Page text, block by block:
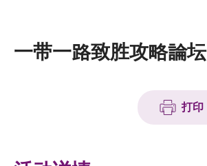
一带一路致胜攻略論坛
打印